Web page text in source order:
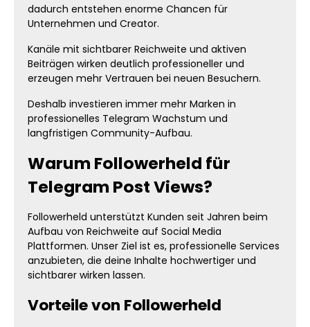
dadurch entstehen enorme Chancen für
Unternehmen und Creator.
Kanäle mit sichtbarer Reichweite und aktiven
Beiträgen wirken deutlich professioneller und
erzeugen mehr Vertrauen bei neuen Besuchern.
Deshalb investieren immer mehr Marken in
professionelles Telegram Wachstum und
langfristigen Community-Aufbau.
Warum Followerheld für
Telegram Post Views?
Followerheld unterstützt Kunden seit Jahren beim
Aufbau von Reichweite auf Social Media
Plattformen. Unser Ziel ist es, professionelle Services
anzubieten, die deine Inhalte hochwertiger und
sichtbarer wirken lassen.
Vorteile von Followerheld